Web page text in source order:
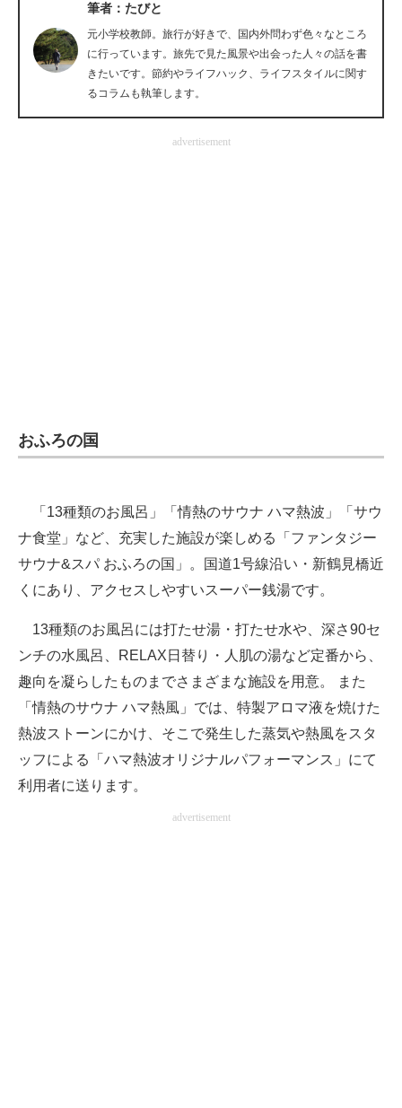
マーケ×ITの今がよく分かる
ITエンジニア向け専門サイト
企業向けIT製品の総合サイト
筆者：たびと
元小学校教師。旅行が好きで、国内外問わず色々なところ
に行っています。旅先で見た風景や出会った人々の話を書
きたいです。節約やライフハック、ライフスタイルに関す
るコラムも執筆します。
advertisement
おふろの国
「13種類のお風呂」「情熱のサウナ ハマ熱波」「サウ
ナ食堂」など、充実した施設が楽しめる「ファンタジー
サウナ&スパ おふろの国」。国道1号線沿い・新鶴見橋近
くにあり、アクセスしやすいスーパー銭湯です。
13種類のお風呂には打たせ湯・打たせ水や、深さ90セ
ンチの水風呂、RELAX日替り・人肌の湯など定番から、
趣向を凝らしたものまでさまざまな施設を用意。 また
「情熱のサウナ ハマ熱風」では、特製アロマ液を焼けた
熱波ストーンにかけ、そこで発生した蒸気や熱風をスタ
ッフによる「ハマ熱波オリジナルパフォーマンス」にて
利用者に送ります。
advertisement